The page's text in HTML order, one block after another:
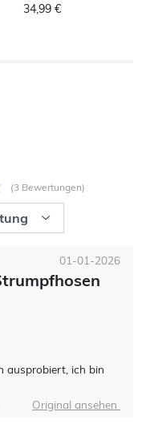
34,99 €
(3 Bewertungen)
ausprobiert, ich bin
01-01-2026
Original ansehen